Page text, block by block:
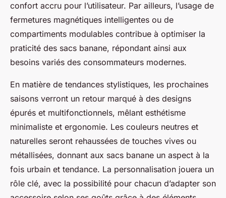
confort accru pour l’utilisateur. Par ailleurs, l’usage de
fermetures magnétiques intelligentes ou de
compartiments modulables contribue à optimiser la
praticité des sacs banane, répondant ainsi aux
besoins variés des consommateurs modernes.
En matière de tendances stylistiques, les prochaines
saisons verront un retour marqué à des designs
épurés et multifonctionnels, mêlant esthétisme
minimaliste et ergonomie. Les couleurs neutres et
naturelles seront rehaussées de touches vives ou
métallisées, donnant aux sacs banane un aspect à la
fois urbain et tendance. La personnalisation jouera un
rôle clé, avec la possibilité pour chacun d’adapter son